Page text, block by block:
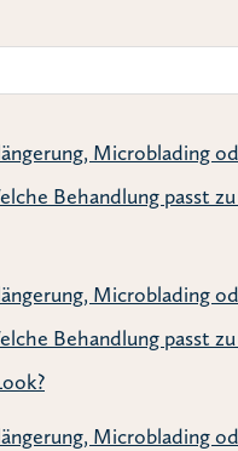
Microblading
Behandlung passt
Microblading
Behandlung passt
Microblading